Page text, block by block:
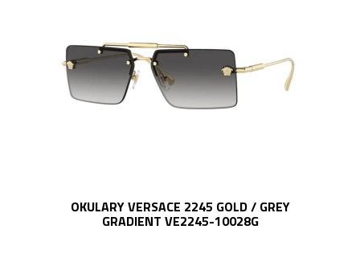
OKULARY VERSACE 2245 GOLD / GREY
GRADIENT VE2245-10028G